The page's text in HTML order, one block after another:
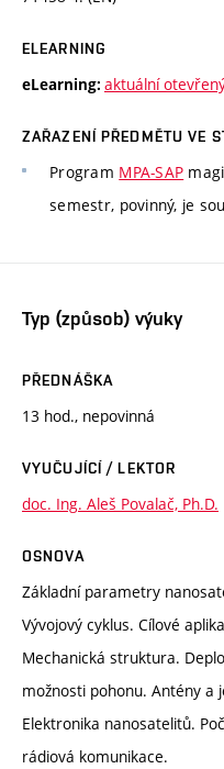
ELEARNING
eLearning: aktuální
ZAŘAZENÍ PŘEDMĚTU VE
Program MPA-SAP
semestr, povinný, je
Typ (způsob) výuky
PŘEDNÁŠKA
13 hod., nepovinná
VYUČUJÍCÍ / LEKTOR
doc. Ing. Aleš Povalač, Ph.D.
OSNOVA
Základní parametry
Vývojový cyklus. Cílové
Mechanická struktura.
možnosti pohonu. Antény a
Elektronika nanosatelitů.
rádiová komunikace.